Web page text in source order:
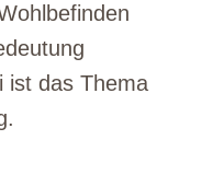
ist das Thema